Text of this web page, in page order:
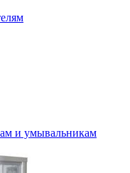
и умывальникам